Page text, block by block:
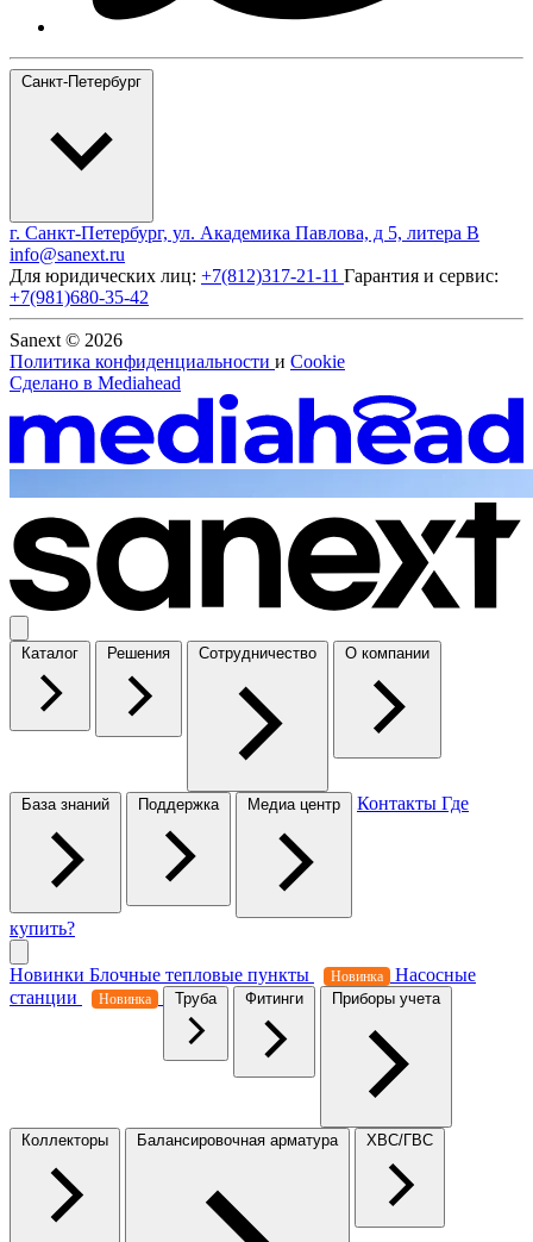
Санкт-Петербург
г. Санкт-Петербург, ул. Академика Павлова, д 5, литера В
info@sanext.ru
Для юридических лиц: +7(812)317-21-11 Гарантия и сервис:
+7(981)680-35-42
Sanext © 2026
Политика конфиденциальности и Cookie
Сделано в Mediahead
Каталог Решения Сотрудничество О компании
База знаний Поддержка Медиа центр Контакты Где
купить?
Новинки Блочные тепловые пункты Новинка
Насосные
станции
Новинка Труба Фитинги Приборы учета
Коллекторы Балансировочная арматура ХВС/ГВС